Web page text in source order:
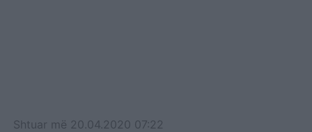
Shtuar më 20.04.2020 07:22